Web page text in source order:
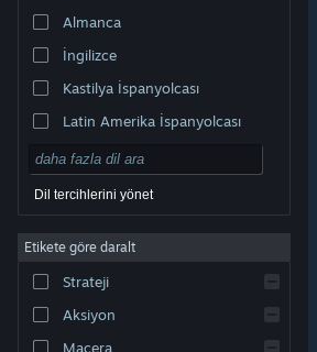
markalar, ABD ve diğer ülkelerde ilgili sahiplerinin
Erişilebilirlik |
Çerezler
Almanca
İngilizce
Kastilya İspanyolcası
Latin Amerika İspanyolcası
Dil tercihlerini yönet
Etikete göre daralt
Strateji
Aksiyon
Macera